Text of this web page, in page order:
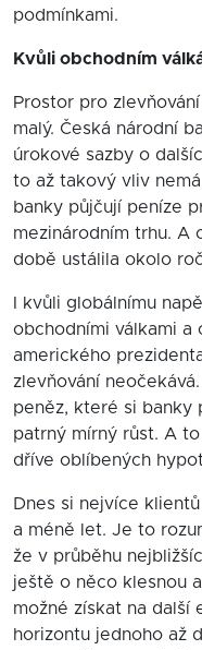
podmínkami.
Kvůli obchodním
Prostor pro
malý. Česká národní
úrokové sazby o
to až takový vliv
banky půjčují peníze
mezinárodním trhu. A
době ustálila okolo
I kvůli globálnímu
obchodními válkami a
amerického
zlevňování
peněz, které si banky
patrný mírný růst. A
dříve oblíbených
Dnes si nejvíce
a méně let. Je to
že v průběhu
ještě o něco klesnou
možné získat na další
horizontu jednoho až